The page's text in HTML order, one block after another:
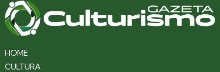
HOME
CULTURA